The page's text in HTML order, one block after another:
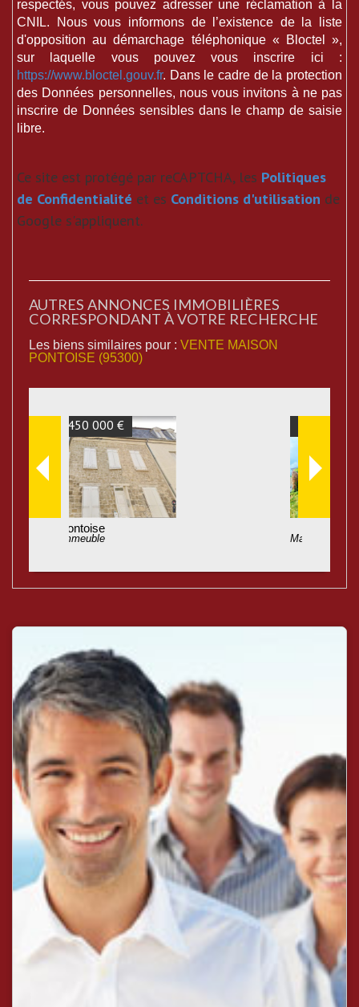
respectés, vous pouvez adresser une réclamation à la
CNIL. Nous vous informons de l’existence de la liste
d'opposition au démarchage téléphonique « Bloctel »,
sur laquelle vous pouvez vous inscrire ici :
https://www.bloctel.gouv.fr. Dans le cadre de la protection
des Données personnelles, nous vous invitons à ne pas
inscrire de Données sensibles dans le champ de saisie
libre.
Ce site est protégé par reCAPTCHA, les Politiques
de Confidentialité et es Conditions d'utilisation de
Google s'appliquent.
AUTRES ANNONCES IMMOBILIÈRES
CORRESPONDANT À VOTRE RECHERCHE
Les biens similaires pour : VENTE MAISON
PONTOISE (95300)
515 000 €